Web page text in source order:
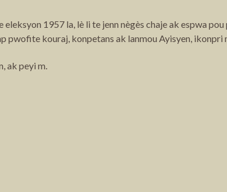
1957 la, lè li te jenn nègès chaje ak espwa
pwofite kouraj, konpetans ak lanmou Ayisyen, ikonpri
ak peyi m.